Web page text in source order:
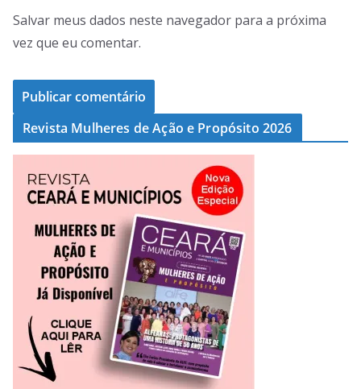
Salvar meus dados neste navegador para a próxima
vez que eu comentar.
Revista Mulheres de Ação e Propósito 2026